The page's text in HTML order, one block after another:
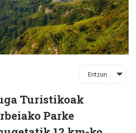
Entzun
Turistikoak
Parke